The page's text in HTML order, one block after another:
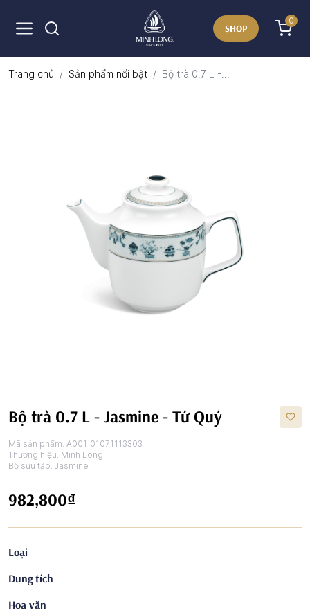
SHOP
0
Trang chủ Sản phẩm nổi bật Bộ trà 0.7 L -...
Bộ trà 0.7 L - Jasmine - Tứ Quý
Mã sản phẩm: A001_01071113303
Thương hiệu: Minh Long
Bộ sưu tập: Jasmine
982,800₫
Loại
Dung tích
Hoa văn